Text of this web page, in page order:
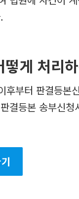
게 처리
부터 판결등본
결등본 송부신